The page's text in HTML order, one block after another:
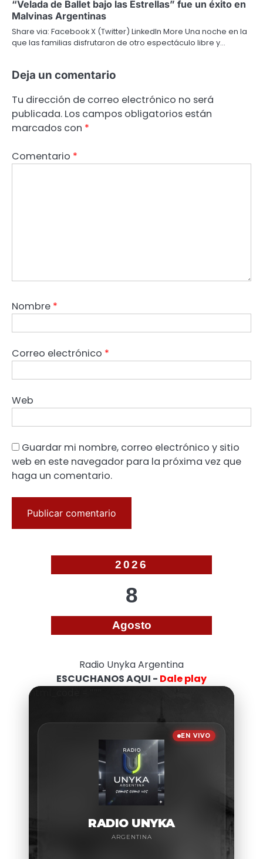
“Velada de Ballet bajo las Estrellas” fue un éxito en
Malvinas Argentinas
Share via: Facebook X (Twitter) LinkedIn More Una noche en la
que las familias disfrutaron de otro espectáculo libre y…
Deja un comentario
Tu dirección de correo electrónico no será
publicada. Los campos obligatorios están
marcados con *
Comentario *
Nombre *
Correo electrónico *
Web
Guardar mi nombre, correo electrónico y sitio
web en este navegador para la próxima vez que
haga un comentario.
2026
8
Agosto
Radio Unyka Argentina
ESCUCHANOS AQUI - Dale play